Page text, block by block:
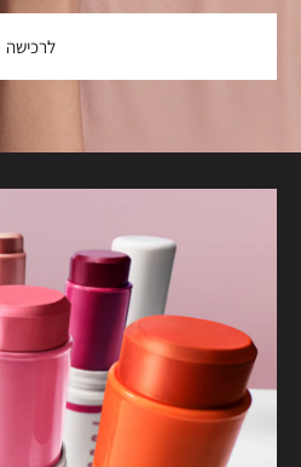
לרכישה